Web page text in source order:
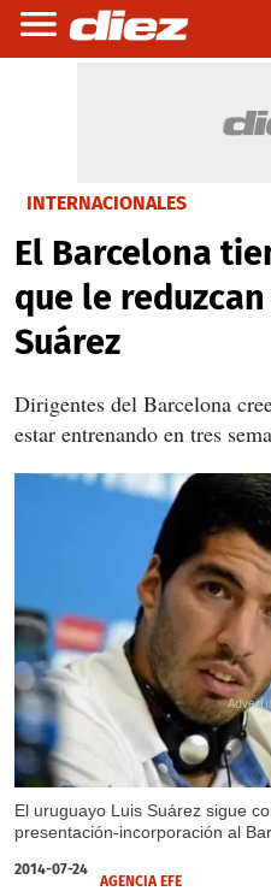
INTERNACIONALES
El Barcelona
que le
Suárez
Dirigentes del Barcelona
estar entrenando en tres
El uruguayo Luis Suárez sigue
presentación-incorporación al
2014-07-24
AGENCIA EFE